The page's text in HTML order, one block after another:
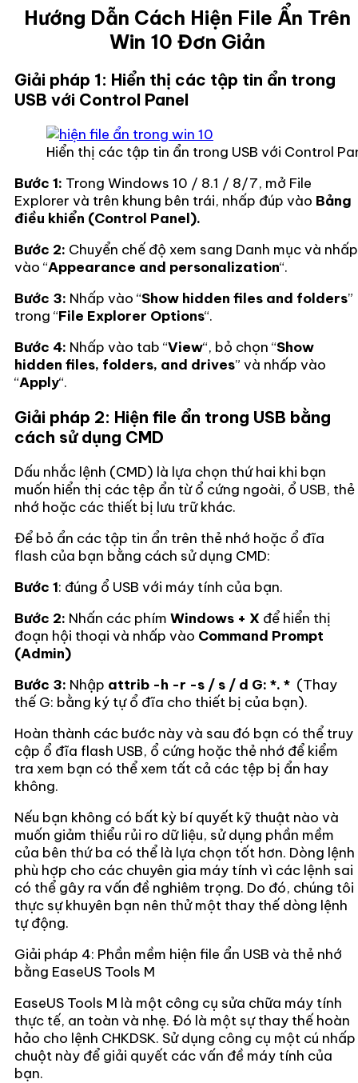
Hướng Dẫn Cách Hiện File Ẩn Trên
Win 10 Đơn Giản
Giải pháp 1: Hiển thị các tập tin ẩn trong
USB với Control Panel
Hiển thị các tập tin ẩn trong USB với Control
Bước 1: Trong Windows 10 / 8.1 / 8/7, mở File
Explorer và trên khung bên trái, nhấp đúp vào Bảng
điều khiển (Control Panel).
Bước 2: Chuyển chế độ xem sang Danh mục và nhấp
vào “Appearance and personalization“.
Bước 3: Nhấp vào “Show hidden files and folders”
trong “File Explorer Options“.
Bước 4: Nhấp vào tab “View“, bỏ chọn “Show
hidden files, folders, and drives” và nhấp vào
“Apply“.
Giải pháp 2: Hiện file ẩn trong USB bằng
cách sử dụng CMD
Dấu nhắc lệnh (CMD) là lựa chọn thứ hai khi bạn
muốn hiển thị các tệp ẩn từ ổ cứng ngoài, ổ USB, thẻ
nhớ hoặc các thiết bị lưu trữ khác.
Để bỏ ẩn các tập tin ẩn trên thẻ nhớ hoặc ổ đĩa
flash của bạn bằng cách sử dụng CMD:
Bước 1: đúng ổ USB với máy tính của bạn.
Bước 2: Nhấn các phím Windows + X để hiển thị
đoạn hội thoại và nhấp vào Command Prompt
(Admin)
Bước 3: Nhập attrib -h -r -s / s / d G: *. * (Thay
thế G: bằng ký tự ổ đĩa cho thiết bị của bạn).
Hoàn thành các bước này và sau đó bạn có thể truy
cập ổ đĩa flash USB, ổ cứng hoặc thẻ nhớ để kiểm
tra xem bạn có thể xem tất cả các tệp bị ẩn hay
không.
Nếu bạn không có bất kỳ bí quyết kỹ thuật nào và
muốn giảm thiểu rủi ro dữ liệu, sử dụng phần mềm
của bên thứ ba có thể là lựa chọn tốt hơn. Dòng lệnh
phù hợp cho các chuyên gia máy tính vì các lệnh sai
có thể gây ra vấn đề nghiêm trọng. Do đó, chúng tôi
thực sự khuyên bạn nên thử một thay thế dòng lệnh
tự động.
Giải pháp 4: Phần mềm hiện file ẩn USB và thẻ nhớ
bằng EaseUS Tools M
EaseUS Tools M là một công cụ sửa chữa máy tính
thực tế, an toàn và nhẹ. Đó là một sự thay thế hoàn
hảo cho lệnh CHKDSK. Sử dụng công cụ một cú nhấp
chuột này để giải quyết các vấn đề máy tính của
bạn.